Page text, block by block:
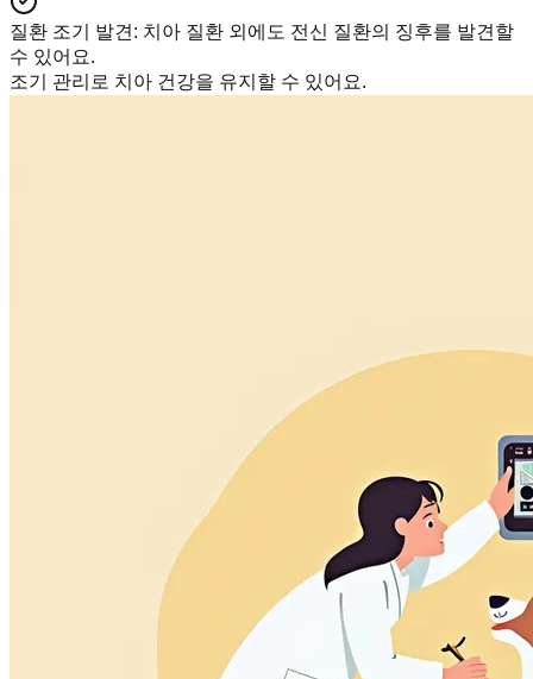
질환 조기 발견 : 치아 질환 외에도 전신 질환의 징후를 발견할
수 있어요.
조기 관리로 치아 건강을 유지할 수 있어요.